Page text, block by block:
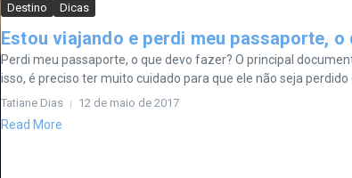
Destino Dicas
Estou viajando e perdi meu passaporte,
Perdi meu passaporte, o que devo fazer? O principal
isso, é preciso ter muito cuidado para que ele não seja perdido
Tatiane Dias 12 de maio de 2017
Read More